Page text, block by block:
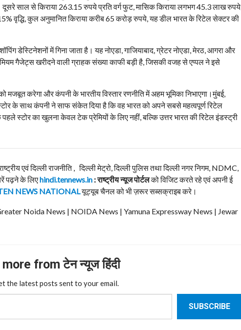
दूसरे साल से किराया 263.15 रुपये प्रति वर्ग फुट, मासिक किराया लगभग 45.3 लाख रुपये,
वृद्धि, कुल अनुमानित किराया करीब 65 करोड़ रुपये, यह डील भारत के रिटेल सेक्टर की
डेस्टिनेशनों में गिना जाता है। यह नोएडा, गाजियाबाद, ग्रेटर नोएडा, मेरठ, आगरा और
गैजेट्स खरीदने वाली ग्राहक संख्या काफी बड़ी है, जिसकी वजह से एप्पल ने इसे
मजबूत करेगा और कंपनी के भारतीय विस्तार रणनीति में अहम भूमिका निभाएगा।मुंबई,
के साथ कंपनी ने साफ संकेत दिया है कि वह भारत को अपने सबसे महत्वपूर्ण रिटेल
स्टोर का खुलना केवल टेक प्रेमियों के लिए नहीं, बल्कि उत्तर भारत की रिटेल इंडस्ट्री
एवं दिल्ली राजनीति , दिल्ली मेट्रो, दिल्ली पुलिस तथा दिल्ली नगर निगम, NDMC,
पढ़ने के लिएhindi.tennews.in : राष्ट्रीय न्यूज पोर्टलको विजिट करते रहे एवं अपनी ई
NEWS NATIONAL यूट्यूब चैनल को भी ज़रूर सब्सक्राइब करे।
Noida News | NOIDA News | Yamuna Expressway News | Jewar
from टेन न्यूज हिंदी
the latest posts sent to your email.
SUBSCRIBE